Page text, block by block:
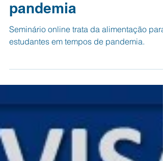
estudantes em
tempos de
pandemia
Seminário online trata da alimentação para
estudantes em tempos de pandemia.